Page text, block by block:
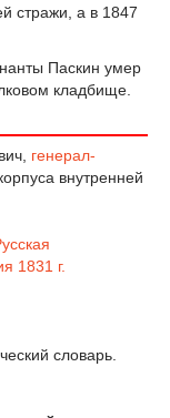
стражи, а в 1847
Паскин умер
кладбище.
генерал-
внутренней
1831 г.
словарь.